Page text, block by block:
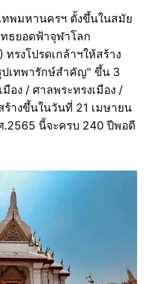
พมหานครฯ ตั้งขึ้นในสมัย
ธยอดฟ้าจุฬาโลก
รงโปรดเกล้าฯให้สร้าง
ปเทพารักษ์สำคัญ" ขึ้น 3
อง / ศาลพระทรงเมือง /
างขึ้นในวันที่ 21 เมษายน
นี้จะครบ 240 ปีพอดี